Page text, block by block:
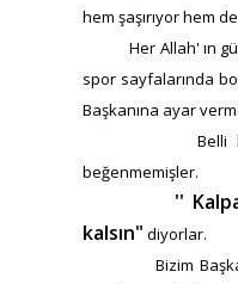
hem şaşırıyor hem
Her Allah' ın
spor sayfalarında
Başkanına ayar
Belli ki
beğenmemişler.
''
kalsın" diyorlar.
Bizim Başkan